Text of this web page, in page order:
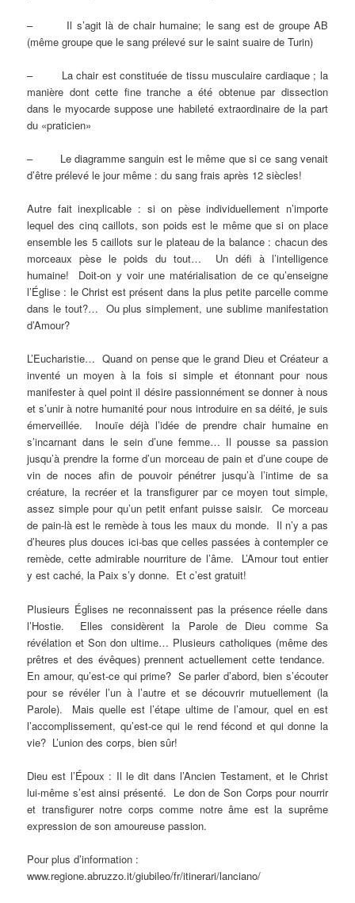
– Il s’agit là de chair humaine; le sang est de groupe AB
(même groupe que le sang prélevé sur le saint suaire de Turin)
– La chair est constituée de tissu musculaire cardiaque ; la
manière dont cette fine tranche a été obtenue par dissection
dans le myocarde suppose une habileté extraordinaire de la part
du «praticien»
– Le diagramme sanguin est le même que si ce sang venait
d’être prélevé le jour même : du sang frais après 12 siècles!
Autre fait inexplicable : si on pèse individuellement n’importe
lequel des cinq caillots, son poids est le même que si on place
ensemble les 5 caillots sur le plateau de la balance : chacun des
morceaux pèse le poids du tout… Un défi à l’intelligence
humaine! Doit-on y voir une matérialisation de ce qu’enseigne
l’Église : le Christ est présent dans la plus petite parcelle comme
dans le tout?… Ou plus simplement, une sublime manifestation
d’Amour?
L’Eucharistie… Quand on pense que le grand Dieu et Créateur a
inventé un moyen à la fois si simple et étonnant pour nous
manifester à quel point il désire passionnément se donner à nous
et s’unir à notre humanité pour nous introduire en sa déité, je suis
émerveillée. Inouïe déjà l’idée de prendre chair humaine en
s’incarnant dans le sein d’une femme… Il pousse sa passion
jusqu’à prendre la forme d’un morceau de pain et d’une coupe de
vin de noces afin de pouvoir pénétrer jusqu’à l’intime de sa
créature, la recréer et la transfigurer par ce moyen tout simple,
assez simple pour qu’un petit enfant puisse saisir. Ce morceau
de pain-là est le remède à tous les maux du monde. Il n’y a pas
d’heures plus douces ici-bas que celles passées à contempler ce
remède, cette admirable nourriture de l’âme. L’Amour tout entier
y est caché, la Paix s’y donne. Et c’est gratuit!
Plusieurs Églises ne reconnaissent pas la présence réelle dans
l’Hostie. Elles considèrent la Parole de Dieu comme Sa
révélation et Son don ultime… Plusieurs catholiques (même des
prêtres et des évêques) prennent actuellement cette tendance.
En amour, qu’est-ce qui prime? Se parler d’abord, bien s’écouter
pour se révéler l’un à l’autre et se découvrir mutuellement (la
Parole). Mais quelle est l’étape ultime de l’amour, quel en est
l’accomplissement, qu’est-ce qui le rend fécond et qui donne la
vie? L’union des corps, bien sûr!
Dieu est l’Époux : Il le dit dans l’Ancien Testament, et le Christ
lui-même s’est ainsi présenté. Le don de Son Corps pour nourrir
et transfigurer notre corps comme notre âme est la suprême
expression de son amoureuse passion.
Pour plus d’information :
www.regione.abruzzo.it/giubileo/fr/itinerari/lanciano/